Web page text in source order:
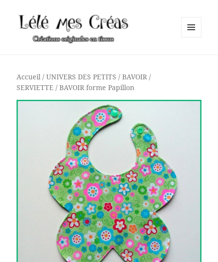
Accueil /UNIVERS DES PETITS /BAVOIR /
SERVIETTE / BAVOIR forme Papillon